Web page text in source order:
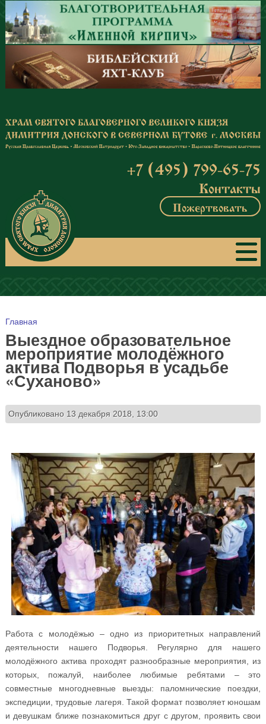
Перейти к основному содержанию
+7 (495) 799-65-75
Контакты
Пожертвовать
Вы здесь
Главная
Выездное образовательное
мероприятие молодёжного
актива Подворья в усадьбе
«Суханово»
Опубликовано 13 декабря 2018, 13:00
Работа с молодёжью – одно из приоритетных направлений
деятельности нашего Подворья. Регулярно для нашего
молодёжного актива проходят разнообразные мероприятия, из
которых, пожалуй, наиболее любимые ребятами – это
совместные многодневные выезды: паломнические поездки,
экспедиции, трудовые лагеря. Такой формат позволяет юношам
и девушкам ближе познакомиться друг с другом, проявить свои